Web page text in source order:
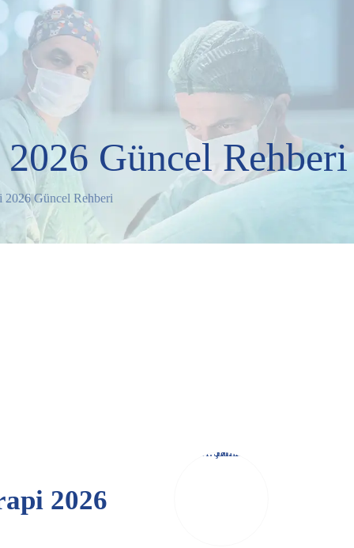
Güncel Rehberi
2026 Güncel Rehberi
2026